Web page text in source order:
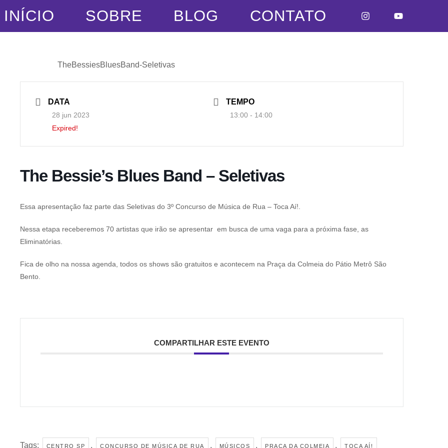
INÍCIO SOBRE BLOG CONTATO
DATA
28 jun 2023
Expired!
TEMPO
13:00 - 14:00
The Bessie’s Blues Band – Seletivas
Essa apresentação faz parte das Seletivas do 3º Concurso de Música de Rua – Toca Aí!.
Nessa etapa receberemos 70 artistas que irão se apresentar em busca de uma vaga para a próxima fase, as
Eliminatórias.
Fica de olho na nossa agenda, todos os shows são gratuitos e acontecem na Praça da Colmeia do Pátio Metrô São
Bento.
COMPARTILHAR ESTE EVENTO
Tags: CENTRO SP , CONCURSO DE MÚSICA DE RUA , MÚSICOS , PRAÇA DA COLMEIA , TOCA AÍ!